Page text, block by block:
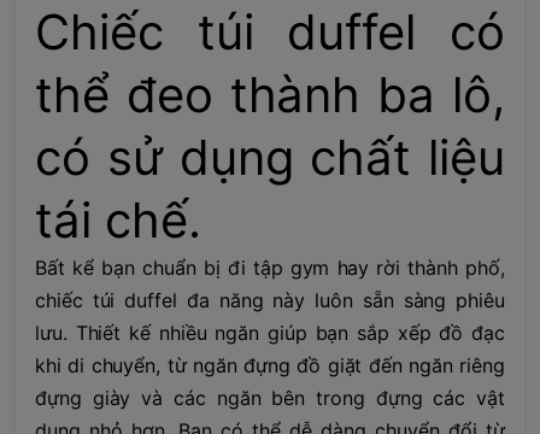
Chiếc túi duffel có
thể đeo thành ba lô,
có sử dụng chất liệu
tái chế.
Bất kể bạn chuẩn bị đi tập gym hay rời thành phố,
chiếc túi duffel đa năng này luôn sẵn sàng phiêu
lưu. Thiết kế nhiều ngăn giúp bạn sắp xếp đồ đạc
khi di chuyển, từ ngăn đựng đồ giặt đến ngăn riêng
đựng giày và các ngăn bên trong đựng các vật